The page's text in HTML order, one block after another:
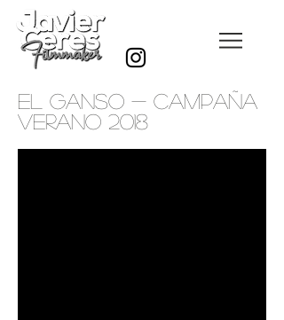
eL GANSO - CAMPAÑA
VERANO 2018